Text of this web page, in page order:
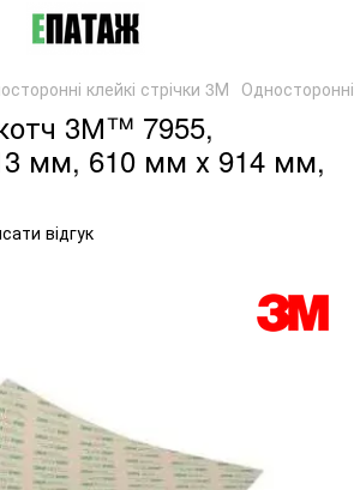
клейкі стрічки 3М
3М™ 7955,
мм, 610 мм х 914 мм,
відгук